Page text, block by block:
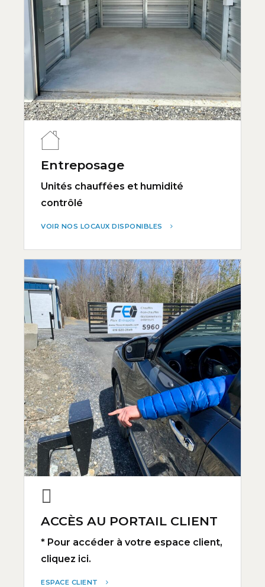
Entreposage
Unités chauffées et humidité
contrôlé
VOIR NOS LOCAUX DISPONIBLES
ACCÈS AU PORTAIL CLIENT
* Pour accéder à votre espace client,
cliquez ici.
ESPACE CLIENT